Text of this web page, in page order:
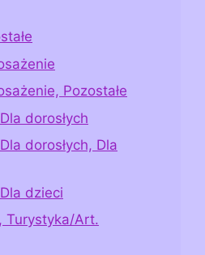
Pozostałe
dorosłych
dorosłych, Dla
dzieci
Turystyka/Art.